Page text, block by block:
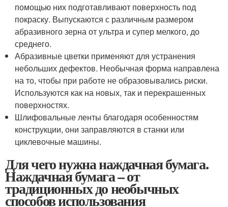
помощью них подготавливают поверхность под
покраску. Выпускаются с различным размером
абразивного зерна от ультра и супер мелкого, до
среднего.
Абразивные цветки применяют для устранения
небольших дефектов. Необычная форма направлена
на то, чтобы при работе не образовывались риски.
Используются как на новых, так и перекрашенных
поверхностях.
Шлифовальные ленты благодаря особенностям
конструкции, они заправляются в станки или
циклевочные машины.
Для чего нужна наждачная бумага.
Наждачная бумага – от
традиционных до необычных
способов использования